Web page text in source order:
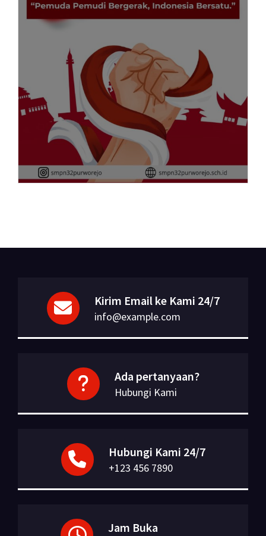
Kirim Email ke Kami 24/7
info@example.com
Ada pertanyaan?
Hubungi Kami
Hubungi Kami 24/7
+123 456 7890
Jam Buka